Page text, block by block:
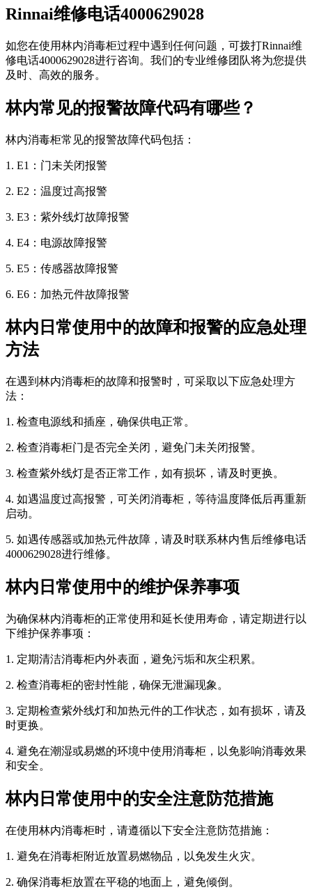
Rinnai维修电话4000629028
如您在使用林内消毒柜过程中遇到任何问题，可拨打Rinnai维
修电话4000629028进行咨询。我们的专业维修团队将为您提供
及时、高效的服务。
林内常见的报警故障代码有哪些？
林内消毒柜常见的报警故障代码包括：
1. E1：门未关闭报警
2. E2：温度过高报警
3. E3：紫外线灯故障报警
4. E4：电源故障报警
5. E5：传感器故障报警
6. E6：加热元件故障报警
林内日常使用中的故障和报警的应急处理
方法
在遇到林内消毒柜的故障和报警时，可采取以下应急处理方
法：
1. 检查电源线和插座，确保供电正常。
2. 检查消毒柜门是否完全关闭，避免门未关闭报警。
3. 检查紫外线灯是否正常工作，如有损坏，请及时更换。
4. 如遇温度过高报警，可关闭消毒柜，等待温度降低后再重新
启动。
5. 如遇传感器或加热元件故障，请及时联系林内售后维修电话
4000629028进行维修。
林内日常使用中的维护保养事项
为确保林内消毒柜的正常使用和延长使用寿命，请定期进行以
下维护保养事项：
1. 定期清洁消毒柜内外表面，避免污垢和灰尘积累。
2. 检查消毒柜的密封性能，确保无泄漏现象。
3. 定期检查紫外线灯和加热元件的工作状态，如有损坏，请及
时更换。
4. 避免在潮湿或易燃的环境中使用消毒柜，以免影响消毒效果
和安全。
林内日常使用中的安全注意防范措施
在使用林内消毒柜时，请遵循以下安全注意防范措施：
1. 避免在消毒柜附近放置易燃物品，以免发生火灾。
2. 确保消毒柜放置在平稳的地面上，避免倾倒。